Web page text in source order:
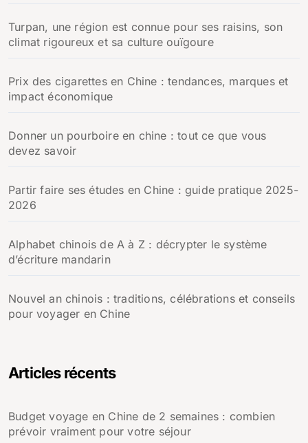
Turpan, une région est connue pour ses raisins, son
climat rigoureux et sa culture ouïgoure
Prix des cigarettes en Chine : tendances, marques et
impact économique
Donner un pourboire en chine : tout ce que vous
devez savoir
Partir faire ses études en Chine : guide pratique 2025-
2026
Alphabet chinois de A à Z : décrypter le système
d’écriture mandarin
Nouvel an chinois : traditions, célébrations et conseils
pour voyager en Chine
Articles récents
Budget voyage en Chine de 2 semaines : combien
prévoir vraiment pour votre séjour